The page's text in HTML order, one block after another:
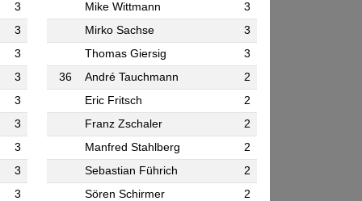
3
3
3
3
3
3
3
3
3
Mike Wittmann
3
Mirko Sachse
3
Thomas Giersig
3
36
André Tauchmann
2
Eric Fritsch
2
Franz Zschaler
2
Manfred Stahlberg
2
Sebastian Führich
2
Sören Schirmer
2